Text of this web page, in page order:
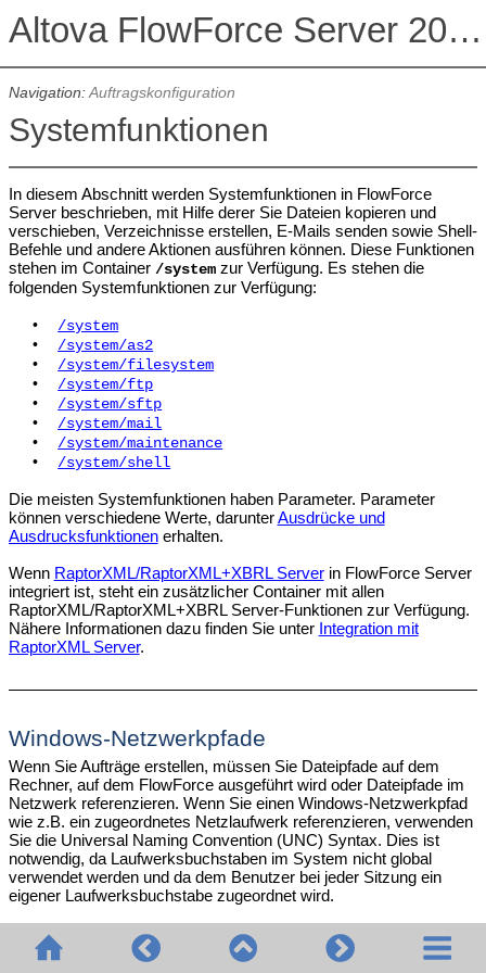
Altova FlowForce Server 2026 Advanced Edition
Navigation:Auftragskonfiguration
Systemfunktionen
In diesem Abschnitt werden Systemfunktionen in FlowForce
Server beschrieben, mit Hilfe derer Sie Dateien kopieren und
verschieben, Verzeichnisse erstellen, E-Mails senden sowie Shell-
Befehle und andere Aktionen ausführen können. Diese Funktionen
stehen im Container /systemzur Verfügung. Es stehen die
folgenden Systemfunktionen zur Verfügung:
•
/system
•
/system/as2
•
/system/filesystem
•
/system/ftp
•
/system/sftp
•
/system/mail
•
/system/maintenance
•
/system/shell
Die meisten Systemfunktionen haben Parameter. Parameter
können verschiedene Werte, darunterAusdrücke und
Ausdrucksfunktionenerhalten.
Wenn RaptorXML/RaptorXML+XBRL Serverin FlowForce Server
integriert ist, steht ein zusätzlicher Container mit allen
RaptorXML/RaptorXML+XBRL Server-Funktionen zur Verfügung.
Nähere Informationen dazu finden Sie unter Integration mit
RaptorXML Server.
Windows-Netzwerkpfade
Wenn Sie Aufträge erstellen, müssen Sie Dateipfade auf dem
Rechner, auf dem FlowForce ausgeführt wird oder Dateipfade im
Netzwerk referenzieren. Wenn Sie einen Windows-Netzwerkpfad
wie z.B. ein zugeordnetes Netzlaufwerk referenzieren, verwenden
Sie die Universal Naming Convention (UNC) Syntax. Dies ist
notwendig, da Laufwerksbuchstaben im System nicht global
verwendet werden und da dem Benutzer bei jeder Sitzung ein
eigener Laufwerksbuchstabe zugeordnet wird.
UNC hat die folgende Syntax:
\\server\sharedfolder\filepath server
sich auf den